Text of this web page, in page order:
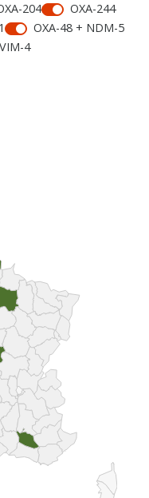
204
OXA-244
OXA-48 + NDM-5
VIM-4